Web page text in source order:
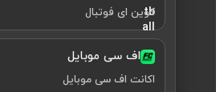
کوین ای فوتبال
اف سی موبایل
اکانت اف سی موبایل